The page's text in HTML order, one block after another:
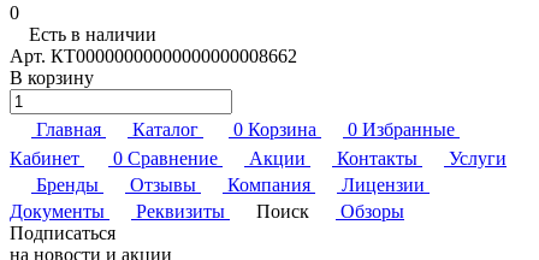
0
Есть в наличии
Арт. КТ00000000000000000008662
В корзину
Главная Каталог 0 Корзина 0 Избранные
Кабинет
0 Сравнение Акции Контакты
Услуги
Бренды
Отзывы Компания
Лицензии
Документы
Реквизиты Поиск
Обзоры
Подписаться
на новости и акции